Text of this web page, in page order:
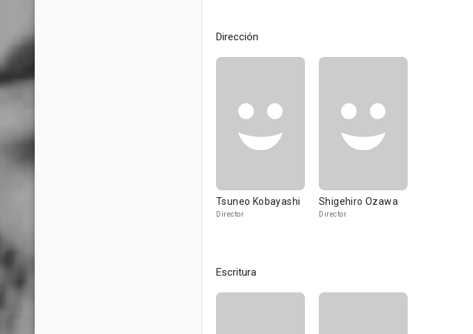
Dirección
Tsuneo Kobayashi
Director
Shigehiro Ozawa
Director
Escritura